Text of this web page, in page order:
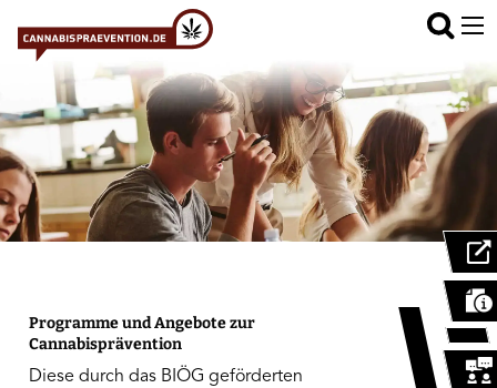
Navigation überspringen
Programme und Angebote zur
Cannabisprävention
Diese durch das BIÖG geförderten